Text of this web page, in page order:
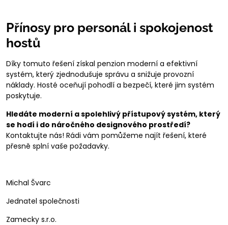
Přínosy pro personál i spokojenost
hostů
Díky tomuto řešení získal penzion moderní a efektivní
systém, který zjednodušuje správu a snižuje provozní
náklady. Hosté oceňují pohodlí a bezpečí, které jim systém
poskytuje.
Hledáte moderní a spolehlivý přístupový systém, který
se hodí i do náročného designového prostředí?
Kontaktujte nás! Rádi vám pomůžeme najít řešení, které
přesně splní vaše požadavky.
Michal Švarc
Jednatel společnosti
Zamecky s.r.o.